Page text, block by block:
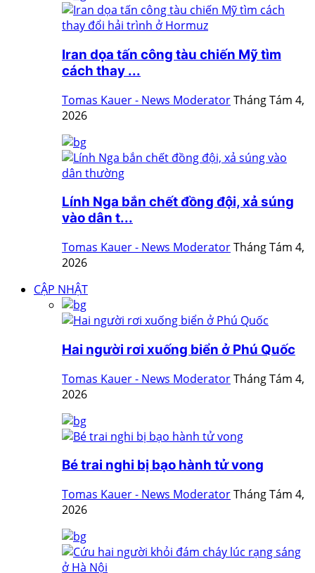
Iran dọa tấn công tàu chiến Mỹ tìm
cách thay ...
Tomas Kauer - News ModeratorTháng Tám 4,
2026
Lính Nga bắn chết đồng đội, xả súng
vào dân t...
Tomas Kauer - News ModeratorTháng Tám 4,
2026
CẬP NHẬT
Hai người rơi xuống biển ở Phú Quốc
Tomas Kauer - News ModeratorTháng Tám 4,
2026
Bé trai nghi bị bạo hành tử vong
Tomas Kauer - News ModeratorTháng Tám 4,
2026